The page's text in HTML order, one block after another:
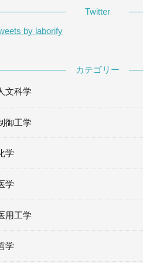
Twitter
by laborify
カテゴリー
文科学
御工学
学
学
用工学
学